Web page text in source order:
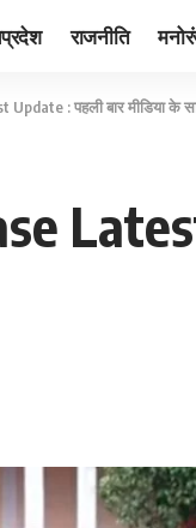
राजनीति
: पहली बार मीडिया के